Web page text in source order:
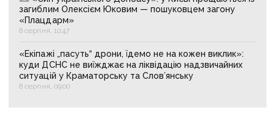
загиблим Олексієм Юковим — пошуковцем загону
«Плацдарм»
8 серпня, 10:47
«Екіпажі „пасуть“ дрони, їдемо не на кожен виклик»:
куди ДСНС не виїжджає на ліквідацію надзвичайних
ситуацій у Краматорську та Слов’янську
8 серпня, 09:00